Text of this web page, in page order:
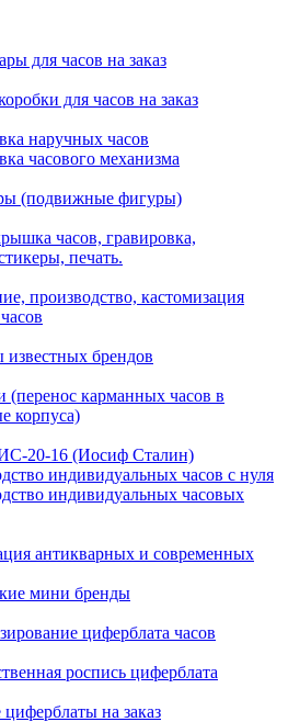
для часов на заказ
для часов на заказ
наручных часов
часового механизма
(подвижные фигуры)
часов, гравировка,
печать.
производство, кастомизация
известных брендов
(перенос карманных часов в
корпуса)
20-16 (Иосиф Сталин)
индивидуальных часов с нуля
индивидуальных часовых
антикварных и современных
мини бренды
циферблата часов
роспись циферблата
на заказ